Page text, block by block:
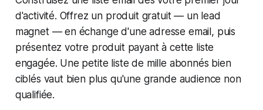
d'activité. Offrez un produit gratuit — un lead
magnet — en échange d'une adresse email, puis
présentez votre produit payant à cette liste
engagée. Une petite liste de mille abonnés bien
ciblés vaut bien plus qu'une grande audience non
qualifiée.